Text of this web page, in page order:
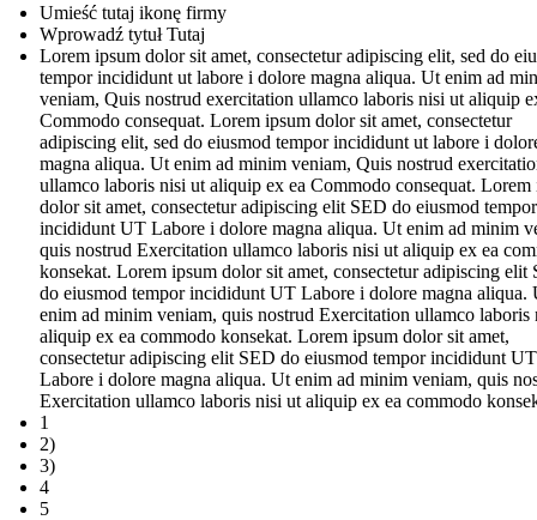
Umieść tutaj ikonę firmy
Wprowadź tytuł Tutaj
Lorem ipsum dolor sit amet, consectetur adipiscing elit, sed do
tempor incididunt ut labore i dolore magna aliqua. Ut enim ad
veniam, Quis nostrud exercitation ullamco laboris nisi ut aliquip
Commodo consequat. Lorem ipsum dolor sit amet, consectetur
adipiscing elit, sed do eiusmod tempor incididunt ut labore i
magna aliqua. Ut enim ad minim veniam, Quis nostrud
ullamco laboris nisi ut aliquip ex ea Commodo consequat. Lorem
dolor sit amet, consectetur adipiscing elit SED do eiusmod tempor
incididunt UT Labore i dolore magna aliqua. Ut enim ad minim
quis nostrud Exercitation ullamco laboris nisi ut aliquip ex ea
konsekat. Lorem ipsum dolor sit amet, consectetur adipiscing elit
do eiusmod tempor incididunt UT Labore i dolore magna aliqua.
enim ad minim veniam, quis nostrud Exercitation ullamco laboris
aliquip ex ea commodo konsekat. Lorem ipsum dolor sit amet,
consectetur adipiscing elit SED do eiusmod tempor incididunt UT
Labore i dolore magna aliqua. Ut enim ad minim veniam, quis
Exercitation ullamco laboris nisi ut aliquip ex ea commodo
1
2)
3)
4
5